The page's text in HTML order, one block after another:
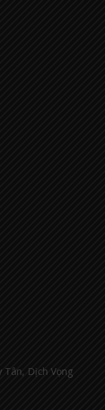
Tân, Dịch Vọng